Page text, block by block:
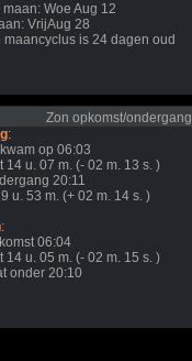
maan: Woe Aug 12
VrijAug 28
maancyclus is 24 dagen oud
Zon opkomst/ondergang
:
op 06:03
14 u. 07 m. (- 02 m. 13 s. )
20:11
u. 53 m. (+ 02 m. 14 s. )
:
06:04
14 u. 05 m. (- 02 m. 15 s. )
onder 20:10